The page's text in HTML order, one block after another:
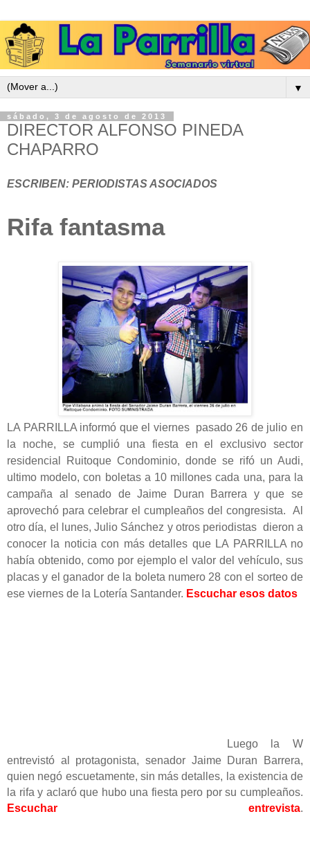
▼
sábado, 3 de agosto de 2013
DIRECTOR ALFONSO PINEDA
CHAPARRO
ESCRIBEN: PERIODISTAS ASOCIADOS
Rifa fantasma
LA PARRILLA informó que el viernes pasado 26 de julio en
la noche, se cumplió una fiesta en el exclusivo sector
residencial Ruitoque Condominio, donde se rifó un Audi,
ultimo modelo, con boletas a 10 millones cada una, para la
campaña al senado de Jaime Duran Barrera y que se
aprovechó para celebrar el cumpleaños del congresista. Al
otro día, el lunes, Julio Sánchez y otros periodistas dieron a
conocer la noticia con más detalles que LA PARRILLA no
había obtenido, como por ejemplo el valor del vehículo, sus
placas y el ganador de la boleta numero 28 con el sorteo de
ese viernes de la Lotería Santander. Escuchar esos datos
Luego la W
entrevistó al protagonista, senador Jaime Duran Barrera,
quien negó escuetamente, sin más detalles, la existencia de
la rifa y aclaró que hubo una fiesta pero por su cumpleaños.
Escuchar entrevista.